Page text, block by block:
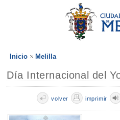
Inicio Melilla
Día Internacional del
imprimir
volver